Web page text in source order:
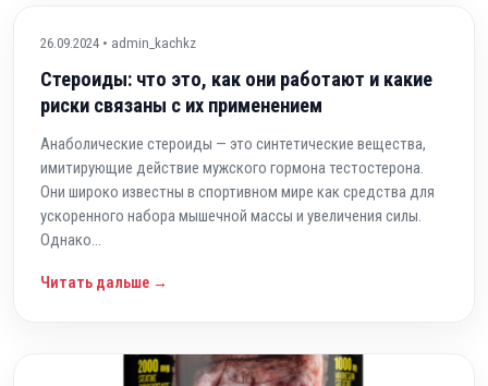
26.09.2024 • admin_kachkz
Стероиды: что это, как они работают и какие
риски связаны с их применением
Анаболические стероиды — это синтетические вещества,
имитирующие действие мужского гормона тестостерона.
Они широко известны в спортивном мире как средства для
ускоренного набора мышечной массы и увеличения силы.
Однако...
Читать дальше →